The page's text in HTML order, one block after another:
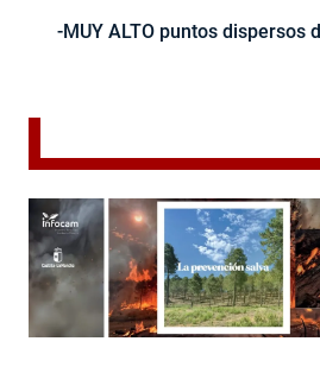
-MUY ALTO puntos dispersos